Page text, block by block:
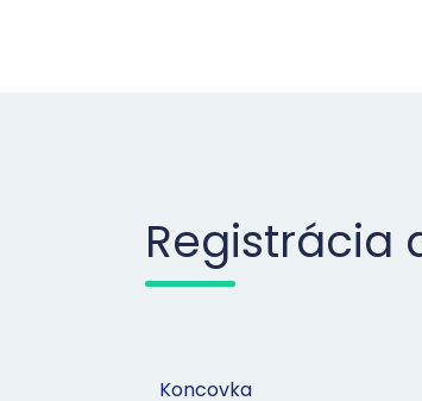
Registrácia
Koncovka